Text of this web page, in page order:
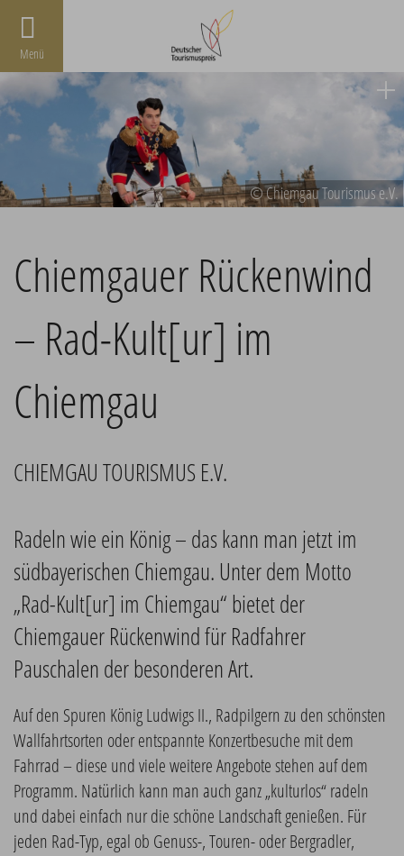
Menü
© Chiemgau Tourismus e.V.
Chiemgauer Rückenwind
– Rad-Kult[ur] im
Chiemgau
CHIEMGAU TOURISMUS E.V.
Radeln wie ein König – das kann man jetzt im
südbayerischen Chiemgau. Unter dem Motto
„Rad-Kult[ur] im Chiemgau“ bietet der
Chiemgauer Rückenwind für Radfahrer
Pauschalen der besonderen Art.
Auf den Spuren König Ludwigs II., Radpilgern zu den schönsten
Wallfahrtsorten oder entspannte Konzertbesuche mit dem
Fahrrad – diese und viele weitere Angebote stehen auf dem
Programm. Natürlich kann man auch ganz „kulturlos“ radeln
und dabei einfach nur die schöne Landschaft genießen. Für
jeden Rad-Typ, egal ob Genuss-, Touren- oder Bergradler,